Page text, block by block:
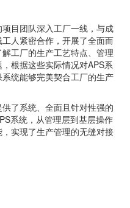
目团队深入工厂一线，与成
人紧密合作，开展了全面而
工厂的生产工艺特点、管理
根据这些实际情况对APS系
统能够完美契合工厂的生产
了系统、全面且针对性强的
系统，从管理层到基层操作
实现了生产管理的无缝对接